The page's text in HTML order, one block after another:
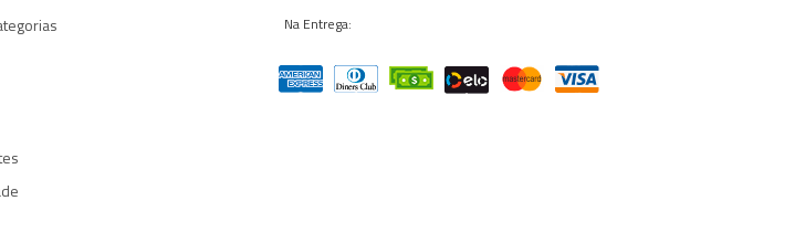
Na Entrega: